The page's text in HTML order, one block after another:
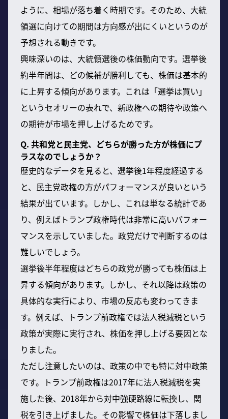
ように、相場が落ち着く時期です。そのため、大統
領選に向けての期間は方向感が出にくいというのが
予想される動きです。
興味深いのは、大統領選後の株価動向です。選挙後
約半年間は、どの候補が勝利しても、株価は基本的
に上昇する傾向があります。これは「選挙は買い」
というセオリーの表れで、新政権への期待や政策へ
の期待が市場を押し上げるためです。
Q. 共和党と民主党、どちらが勝った方が株価にプ
ラスなのでしょうか？
歴史的なデータを見ると、選挙後1年程度経過する
と、民主党政権の方がパフォーマンスが良いという
結果が出ています。しかし、これは単なる統計であ
り、例えばトランプ政権時代は非常に高いパフォー
マンスを示していました。政党だけで判断するのは
難しいでしょう。
選挙後半年程度はどちらの政党が勝っても株価は上
昇する傾向があります。しかし、それ以降は政策の
具体的な実行により、市場の反応も変わってきま
す。例えば、トランプ前政権では法人税減税という
政策が実際に実行され、株価を押し上げる要因とな
りました。
ただし注意したいのは、政策の中でも特に対中政策
です。トランプ前政権は2017年に法人税減税を実
施した後、2018年から対中強硬路線に転換し、関
税を引き上げました。その影響で株価は下落しまし